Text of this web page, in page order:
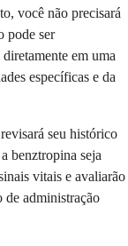
você não precisará
pode ser
em uma
específicas e da
seu histórico
benztropina seja
vitais e avaliarão
de administração